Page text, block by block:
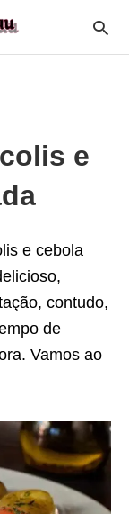
e
e cebola
contudo,
de
Vamos ao